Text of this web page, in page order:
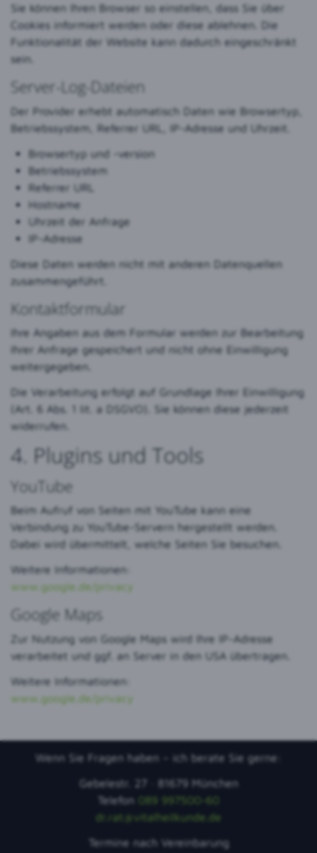
Sie können Ihren Browser so einstellen, dass Sie über
Cookies informiert werden oder diese ablehnen. Die
Funktionalität der Website kann dadurch eingeschränkt
sein.
Server-Log-Dateien
Der Provider erhebt automatisch Daten wie Browsertyp,
Betriebssystem, Referrer URL, IP-Adresse und Uhrzeit.
Browsertyp und -version
Betriebssystem
Referrer URL
Hostname
Uhrzeit der Anfrage
IP-Adresse
Diese Daten werden nicht mit anderen Datenquellen
zusammengeführt.
Kontaktformular
Ihre Angaben aus dem Formular werden zur Bearbeitung
Ihrer Anfrage gespeichert und nicht ohne Einwilligung
weitergegeben.
Die Verarbeitung erfolgt auf Grundlage Ihrer Einwilligung
(Art. 6 Abs. 1 lit. a DSGVO). Sie können diese jederzeit
widerrufen.
4. Plugins und Tools
YouTube
Beim Aufruf von Seiten mit YouTube kann eine
Verbindung zu YouTube-Servern hergestellt werden.
Dabei wird übermittelt, welche Seiten Sie besuchen.
Weitere Informationen:
www.google.de/privacy
Google Maps
Zur Nutzung von Google Maps wird Ihre IP-Adresse
verarbeitet und ggf. an Server in den USA übertragen.
Weitere Informationen:
www.google.de/privacy
Wenn Sie Fragen haben – ich berate Sie gerne:
Gebelestr. 27 · 81679 München
Telefon
089 997500-60
dr.rat@vitalheilkunde.de
Termine nach Vereinbarung